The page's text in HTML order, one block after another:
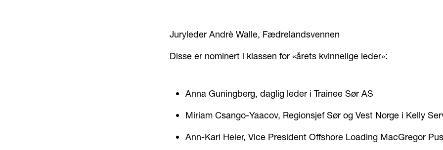
Juryleder Andrè Walle, Fædrelandsvennen
Disse er nominert i klassen for «årets kvinnelige leder»:
Anna Guningberg, daglig leder i Trainee Sør AS
Miriam Csango-Yaacov, Regionsjef Sør og Vest Norge i Kelly
Ann-Kari Heier, Vice President Offshore Loading MacGregor